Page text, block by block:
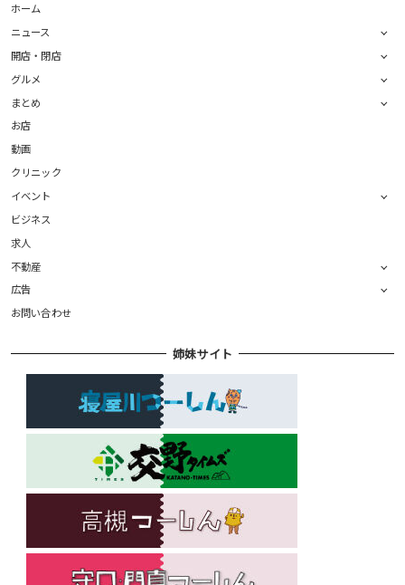
ホーム
ニュース
開店・閉店
グルメ
まとめ
お店
動画
クリニック
イベント
ビジネス
求人
不動産
広告
お問い合わせ
姉妹サイト